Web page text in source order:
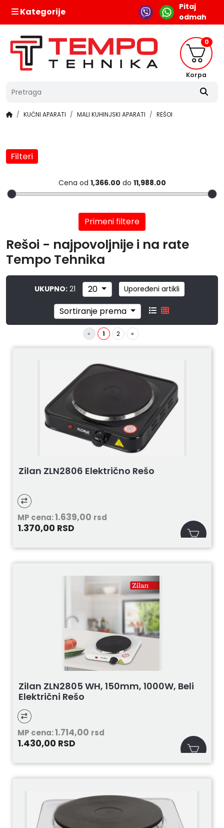
Kategorije
Pitaj
odmah
0
Korpa
KUĆNI APARATI MALI KUHINJSKI APARATI REŠOI
Filteri
Cena od 1,366.00 do 11,988.00
Primeni filtere
Rešoi - najpovoljnije i na rate
Tempo Tehnika
UKUPNO: 21 20 Upoređeni artikli
Sortiranje prema
« 1 2 »
Zilan ZLN2806 Električno Rešo
MP cena:1.639,00 rsd
1.370,00 RSD
Zilan ZLN2805 WH, 150mm, 1000W, Beli
Električni Rešo
MP cena:1.714,00 rsd
1.430,00 RSD